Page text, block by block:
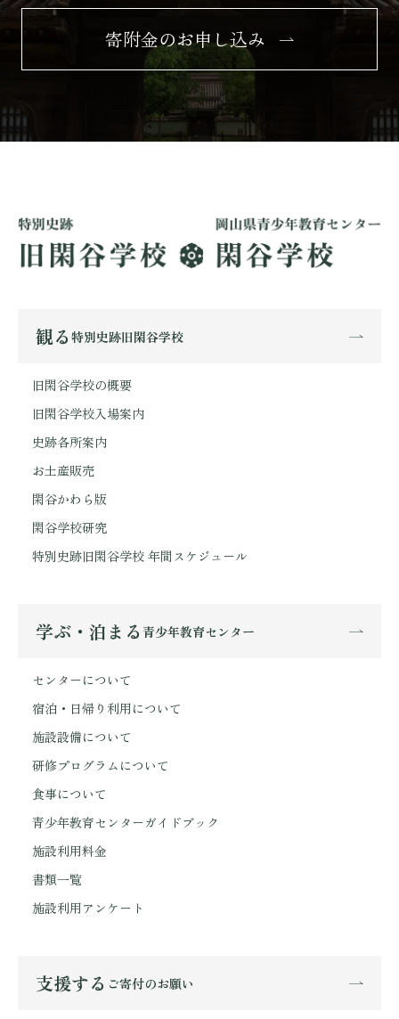
寄附金のお申し込み
観る 特別史跡旧閑谷学校
旧閑谷学校の概要
旧閑谷学校入場案内
史跡各所案内
お土産販売
閑谷かわら版
閑谷学校研究
特別史跡旧閑谷学校 年間スケジュール
学ぶ・泊まる 青少年教育センター
センターについて
宿泊・日帰り利用について
施設設備について
研修プログラムについて
食事について
青少年教育センターガイドブック
施設利用料金
書類一覧
施設利用アンケート
支援する ご寄付のお願い